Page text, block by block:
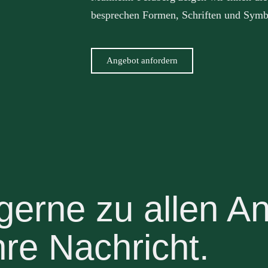
besprechen Formen, Schriften und
Angebot anfordern
zu allen
Nachricht.